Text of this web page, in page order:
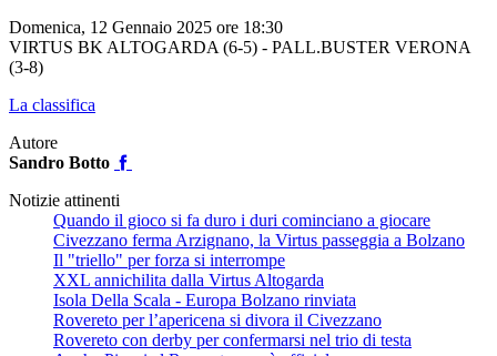
Domenica, 12 Gennaio 2025 ore 18:30
VIRTUS BK ALTOGARDA (6-5) - PALL.BUSTER VERONA
(3-8)
La classifica
Autore
Sandro Botto
Notizie attinenti
Quando il gioco si fa duro i duri cominciano a giocare
Civezzano ferma Arzignano, la Virtus passeggia a Bolzano
Il "triello" per forza si interrompe
XXL annichilita dalla Virtus Altogarda
Isola Della Scala - Europa Bolzano rinviata
Rovereto per l’apericena si divora il Civezzano
Rovereto con derby per confermarsi nel trio di testa